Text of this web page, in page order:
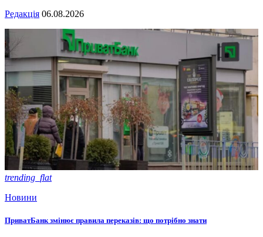
Редакція 06.08.2026
trending_flat
Новини
ПриватБанк змінює правила переказів: що потрібно знати